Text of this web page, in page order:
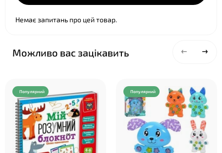
Немає запитань про цей товар.
Можливо вас зацікавить
Популярний Популярний